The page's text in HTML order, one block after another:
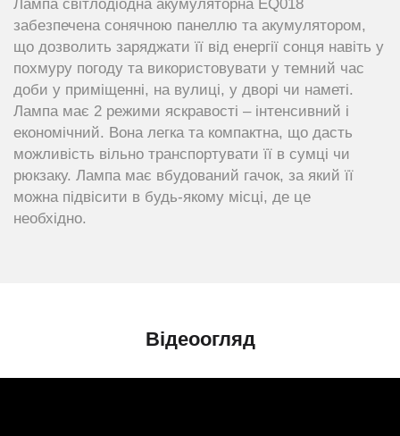
Лампа світлодіодна акумуляторна EQ018
забезпечена сонячною панеллю та акумулятором,
що дозволить заряджати її від енергії сонця навіть у
похмуру погоду та використовувати у темний час
доби у приміщенні, на вулиці, у дворі чи наметі.
Лампа має 2 режими яскравості – інтенсивний і
економічний. Вона легка та компактна, що дасть
можливість вільно транспортувати її в сумці чи
рюкзаку. Лампа має вбудований гачок, за який її
можна підвісити в будь-якому місці, де це
необхідно.
Відеоогляд